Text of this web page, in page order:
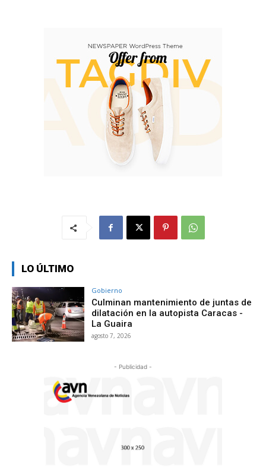
LO ÚLTIMO
Gobierno
Culminan mantenimiento de juntas de
dilatación en la autopista Caracas -
La Guaira
agosto 7, 2026
- Publicidad -